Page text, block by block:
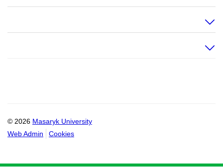
© 2026 Masaryk University
Web Admin
Cookies